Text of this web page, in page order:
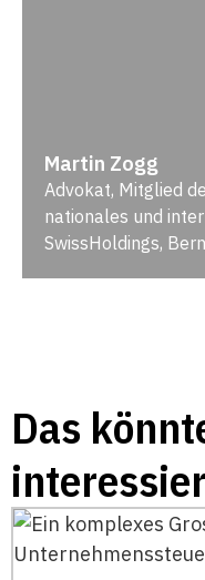
Martin Zogg
Advokat, Mitglied
nationales und
SwissHoldings, Bern
Das